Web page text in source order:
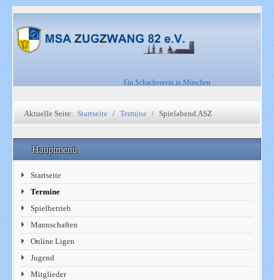
Ein Schachverein in München
Aktuelle Seite: Startseite Termine Spielabend ASZ
Hauptmenü
Startseite
Termine
Spielbetrieb
Mannschaften
Online Ligen
Jugend
Mitglieder